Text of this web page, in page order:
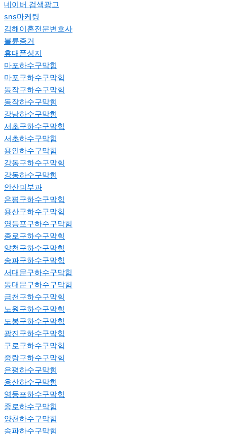
네이버 검색광고
sns마케팅
김해이혼전문변호사
불륜증거
휴대폰성지
마포하수구막힘
마포구하수구막힘
동작구하수구막힘
동작하수구막힘
강남하수구막힘
서초구하수구막힘
서초하수구막힘
용인하수구막힘
강동구하수구막힘
강동하수구막힘
안산피부과
은평구하수구막힘
용산구하수구막힘
영등포구하수구막힘
종로구하수구막힘
양천구하수구막힘
송파구하수구막힘
서대문구하수구막힘
동대문구하수구막힘
금천구하수구막힘
노원구하수구막힘
도봉구하수구막힘
광진구하수구막힘
구로구하수구막힘
중랑구하수구막힘
은평하수구막힘
용산하수구막힘
영등포하수구막힘
종로하수구막힘
양천하수구막힘
송파하수구막힘